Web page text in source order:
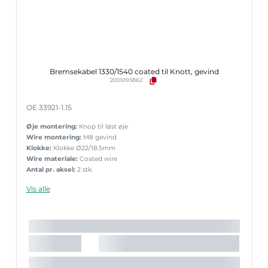
Bremsekabel 1330/1540 coated til Knott, gevind
2001093862
OE 33921-1.15
Øje montering: Knop til løst øje
Wire montering: M8 gevind
Klokke: Klokke Ø22/18.5mm
Wire materiale: Coated wire
Antal pr. aksel: 2 stk.
Vis alle